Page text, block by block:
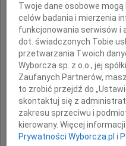
Twoje dane osobowe
celów badania i mierzenia
funkcjonowania serwisów i
dot. świadczonych Tobie
przetwarzania Twoich
Wyborcza sp. z o.o., jej
Zaufanych Partnerów,
to zrobić przejdź do
skontaktuj się z
zakresu sprzeciwu i
kierowany. Więcej
Prywatności Wyborcza.pl i